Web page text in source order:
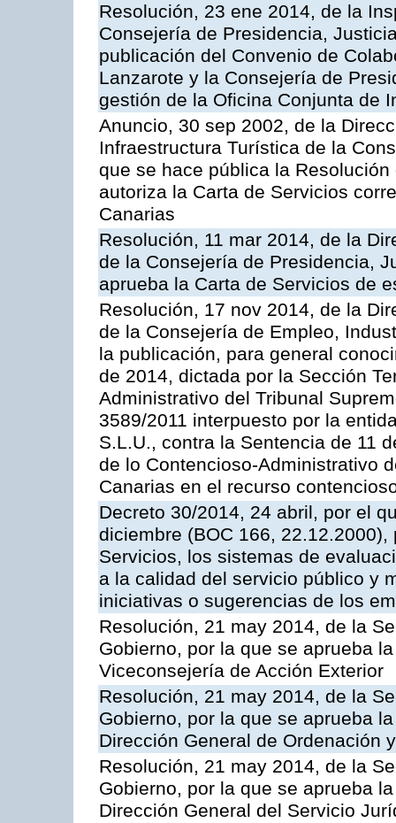
Resolución, 23 ene 2014, de la
Consejería de Presidencia,
publicación del Convenio de
Lanzarote y la Consejería de
gestión de la Oficina Conjunta de
Anuncio, 30 sep 2002, de la
Infraestructura Turística de la
que se hace pública la
autoriza la Carta de Servicios
Canarias
Resolución, 11 mar 2014, de la
de la Consejería de Presidencia,
aprueba la Carta de Servicios de
Resolución, 17 nov 2014, de la
de la Consejería de Empleo,
la publicación, para general
de 2014, dictada por la Sección
Administrativo del Tribunal
3589/2011 interpuesto por la
S.L.U., contra la Sentencia de 11
de lo Contencioso-Administrativo
Canarias en el recurso
Decreto 30/2014, 24 abril, por el
diciembre (BOC 166,
Servicios, los sistemas de
a la calidad del servicio público y
iniciativas o sugerencias de los
Resolución, 21 may 2014, de la
Gobierno, por la que se aprueba
Viceconsejería de Acción Exterior
Resolución, 21 may 2014, de la
Gobierno, por la que se aprueba
Dirección General de Ordenación
Resolución, 21 may 2014, de la
Gobierno, por la que se aprueba
Dirección General del Servicio